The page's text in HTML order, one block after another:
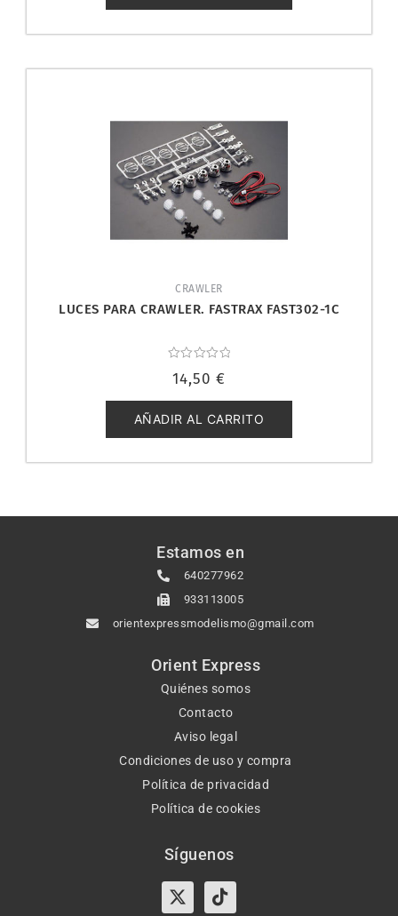
CRAWLER
LUCES PARA CRAWLER. FASTRAX FAST302-1C
con
de
5
14,50 €
AÑADIR AL CARRITO
Estamos en
640277962
933113005
orientexpressmodelismo@gmail.com
Orient Express
Quiénes somos
Contacto
Aviso legal
Condiciones de uso y compra
Política de privacidad
Política de cookies
Síguenos
X-
twitter
Tiktok
InstagramFacebook